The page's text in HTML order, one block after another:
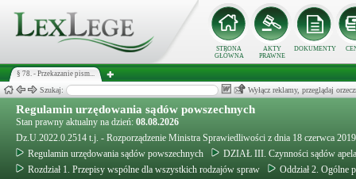
STRONA
GŁÓWNA
AKTY
PRAWNE
DOKUMENTY
§ 78. - Przekazanie pism...
Szukaj: Wyłącz reklamy, przeglądaj
Regulamin urzędowania sądów powszechnych
Stan prawny aktualny na dzień: 08.08.2026
Dz.U.2022.0.2514 t.j. - Rozporządzenie Ministra Sprawiedliwości z dnia 18 czerwca
Regulamin urzędowania sądów powszechnych
DZIAŁ III. Czynności sądów
Rozdział 1. Przepisy wspólne dla wszystkich rodzajów spraw
Oddział 2. Ogólne